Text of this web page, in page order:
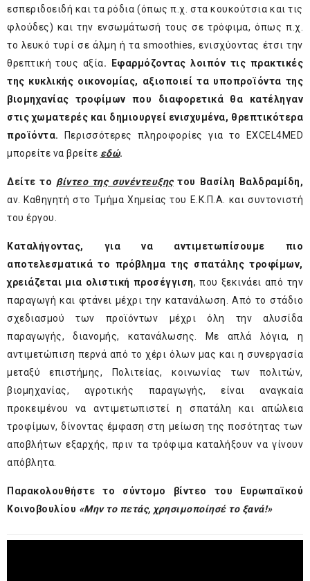
εσπεριδοειδή και τα ρόδια (όπως π.χ. στα κουκούτσια και τις
φλούδες) και την ενσωμάτωσή τους σε τρόφιμα, όπως π.χ.
το λευκό τυρί σε άλμη ή τα smoothies, ενισχύοντας έτσι την
θρεπτική τους αξία. Εφαρμόζοντας λοιπόν τις πρακτικές
της κυκλικής οικονομίας, αξιοποιεί τα υποπροϊόντα της
βιομηχανίας τροφίμων που διαφορετικά θα κατέληγαν
στις χωματερές και δημιουργεί ενισχυμένα, θρεπτικότερα
προϊόντα.
Περισσότερες πληροφορίες για το EXCEL4MED
μπορείτε να βρείτε εδώ.
Δείτε το βίντεο της συνέντευξηςτου Βασίλη Βαλδραμίδη,
αν. Καθηγητή στο Τμήμα Χημείας του Ε.Κ.Π.Α.​ και συντονιστή
του έργου.
Καταλήγοντας, για να αντιμετωπίσουμε πιο
αποτελεσματικά το πρόβλημα της σπατάλης τροφίμων,
χρειάζεται μια ολιστική προσέγγιση, που ξεκινάει από την
παραγωγή και φτάνει μέχρι την κατανάλωση. Από το στάδιο
σχεδιασμού των προϊόντων μέχρι όλη την αλυσίδα
παραγωγής, διανομής, κατανάλωσης. Με απλά λόγια, η
αντιμετώπιση περνά από το χέρι όλων μας και η συνεργασία
μεταξύ επιστήμης, Πολιτείας, κοινωνίας των πολιτών,
βιομηχανίας, αγροτικής παραγωγής, είναι αναγκαία
προκειμένου να αντιμετωπιστεί η σπατάλη και απώλεια
τροφίμων, δίνοντας έμφαση στη μείωση της ποσότητας των
αποβλήτων εξαρχής, πριν τα τρόφιμα καταλήξουν να γίνουν
απόβλητα.
Παρακολουθήστε το σύντομο βίντεο του Ευρωπαϊκού
Κοινοβουλίου «Μην το πετάς, χρησιμοποίησέ το ξανά!»